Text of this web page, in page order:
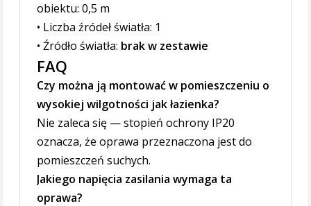
obiektu: 0,5 m
• Liczba źródeł światła: 1
• Źródło światła: brak w zestawie
FAQ
Czy można ją montować w pomieszczeniu o
wysokiej wilgotności jak łazienka?
Nie zaleca się — stopień ochrony IP20
oznacza, że oprawa przeznaczona jest do
pomieszczeń suchych.
Jakiego napięcia zasilania wymaga ta
oprawa?